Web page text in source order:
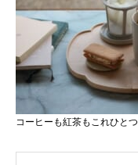
コーヒーも紅茶もこれひと